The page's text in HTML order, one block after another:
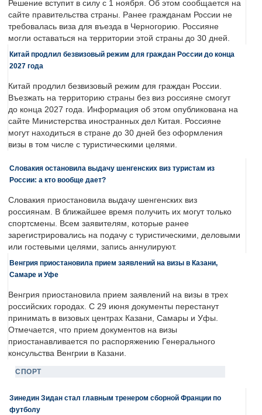
Решение вступит в силу с 1 ноября. Об этом сообщается на
сайте правительства страны. Ранее гражданам России не
требовалась виза для въезда в Черногорию. Россияне
могли оставаться на территории этой страны до 30 дней.
Китай продлил безвизовый режим для граждан России до конца
2027 года
Китай продлил безвизовый режим для граждан России.
Въезжать на территорию страны без виз россияне смогут
до конца 2027 года. Информация об этом опубликована на
сайте Министерства иностранных дел Китая. Россияне
могут находиться в стране до 30 дней без оформления
визы в том числе с туристическими целями.
Словакия остановила выдачу шенгенских виз туристам из
России: а кто вообще дает?
Словакия приостановила выдачу шенгенских виз
россиянам. В ближайшее время получить их могут только
спортсмены. Всем заявителям, которые ранее
зарегистрировались на подачу с туристическими, деловыми
или гостевыми целями, запись аннулируют.
Венгрия приостановила прием заявлений на визы в Казани,
Самаре и Уфе
Венгрия приостановила прием заявлений на визы в трех
российских городах. С 29 июня документы перестанут
принимать в визовых центрах Казани, Самары и Уфы.
Отмечается, что прием документов на визы
приостанавливается по распоряжению Генерального
консульства Венгрии в Казани.
СПОРТ
Зинедин Зидан стал главным тренером сборной Франции по
футболу